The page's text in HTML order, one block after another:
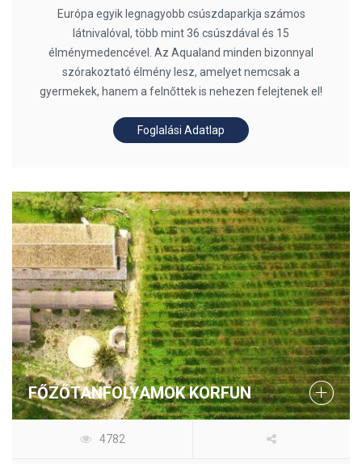
Európa egyik legnagyobb csúszdaparkja számos
látnivalóval, több mint 36 csúszdával és 15
élménymedencével. Az Aqualand minden bizonnyal
szórakoztató élmény lesz, amelyet nemcsak a
gyermekek, hanem a felnőttek is nehezen felejtenek el!
Foglalási Adatlap
FŐZŐTANFOLYAMOK KORFUN
4782